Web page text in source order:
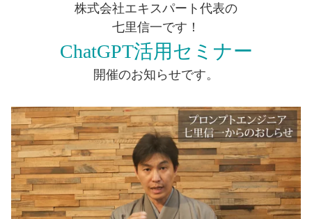
株式会社エキスパート代表の
七里信一です！
ChatGPT活用セミナー
開催のお知らせです。